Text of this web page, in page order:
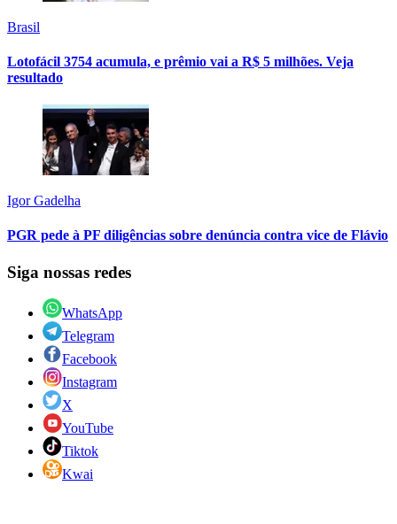
Brasil
Lotofácil 3754 acumula, e prêmio vai a R$ 5 milhões. Veja
resultado
Igor Gadelha
PGR pede à PF diligências sobre denúncia contra vice de Flávio
Siga nossas redes
WhatsApp
Telegram
Facebook
Instagram
X
YouTube
Tiktok
Kwai